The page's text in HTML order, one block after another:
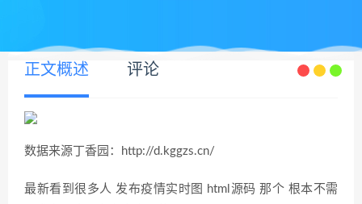
正文概述 评论
数据来源丁香园：http://d.kggzs.cn/
最新看到很多人 发布疫情实时图 html源码 那个 根本不需